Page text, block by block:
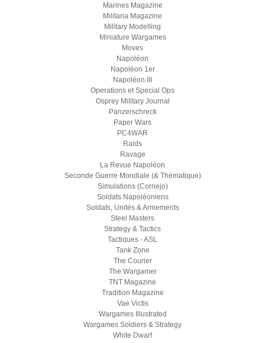
Marines Magazine
Militaria Magazine
Military Modelling
Miniature Wargames
Moves
Napoléon
Napoléon 1er
Napoléon III
Operations et Special Ops
Osprey Military Journal
Panzerschreck
Paper Wars
PC4WAR
Raids
Ravage
La Revue Napoléon
Seconde Guerre Mondiale (& Thématique)
Simulations (Cornejo)
Soldats Napoléoniens
Soldats, Unités & Armements
Steel Masters
Strategy & Tactics
Tactiques - ASL
Tank Zone
The Courier
The Wargamer
TNT Magazine
Tradition Magazine
Vae Victis
Wargames Illustrated
Wargames Soldiers & Strategy
White Dwarf